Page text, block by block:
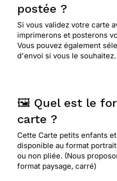
postée ?
Si vous validez votre carte
imprimerons et posterons
Vous pouvez également
d'envoi si vous le souhaitez.
🖼️ Quel est le
carte ?
Cette Carte petits enfants
disponible au format
ou non pliée. (Nous
format paysage, carré)